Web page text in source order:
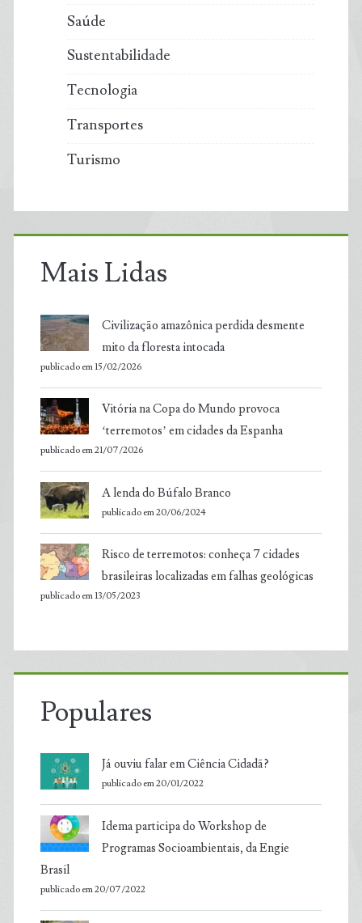
Saúde
Sustentabilidade
Tecnologia
Transportes
Turismo
Mais Lidas
Civilização amazônica perdida desmente
mito da floresta intocada
publicado em 15/02/2026
Vitória na Copa do Mundo provoca
‘terremotos’ em cidades da Espanha
publicado em 21/07/2026
A lenda do Búfalo Branco
publicado em 20/06/2024
Risco de terremotos: conheça 7 cidades
brasileiras localizadas em falhas geológicas
publicado em 13/05/2023
Populares
Já ouviu falar em Ciência Cidadã?
publicado em 20/01/2022
Idema participa do Workshop de
Programas Socioambientais, da Engie
Brasil
publicado em 20/07/2022